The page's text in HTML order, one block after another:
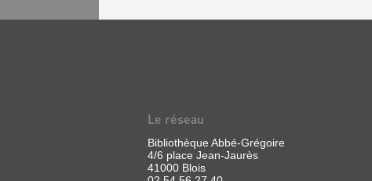
Le réseau
Bibliothèque Abbé-Grégoire
4/6 place Jean-Jaurès
41000 Blois